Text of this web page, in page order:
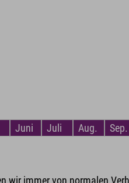
Juni Juli Aug.
Sep.
wir immer von normalen